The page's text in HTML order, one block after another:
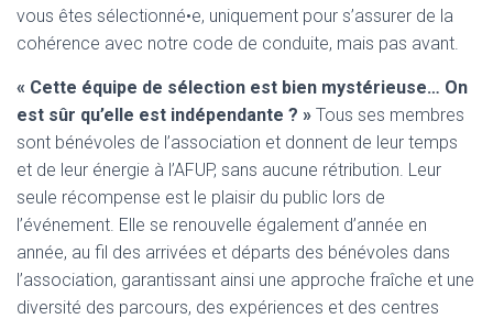
vous êtes sélectionné•e, uniquement pour s’assurer de la
cohérence avec notre code de conduite, mais pas avant.
« Cette équipe de sélection est bien mystérieuse… On
est sûr qu’elle est indépendante ? » Tous ses membres
sont bénévoles de l’association et donnent de leur temps
et de leur énergie à l’AFUP, sans aucune rétribution. Leur
seule récompense est le plaisir du public lors de
l’événement. Elle se renouvelle également d’année en
année, au fil des arrivées et départs des bénévoles dans
l’association, garantissant ainsi une approche fraîche et une
diversité des parcours, des expériences et des centres